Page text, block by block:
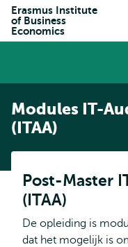
Erasmus Institute
of Business
Economics
Modules IT-
(ITAA)
Post-Master
(ITAA)
De opleiding is
dat het mogelijk is